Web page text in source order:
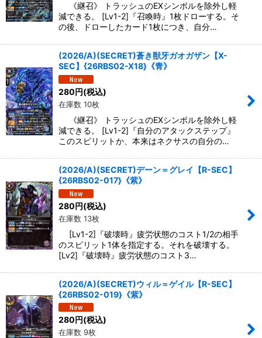
《継召》 トラッシュのEXシンボルを除外し軽
減できる。 [Lv1-2]『召喚時』1枚ドローする。そ
の後、ドローしたカード1枚につき、自分…
(2026/A)(SECRET)蒼き獣牙ガオガザン【X-
SEC】{26RBS02-X18}《青》
280円(税込)
在庫数 10枚
《継召》 トラッシュのEXシンボルを除外し軽
減できる。 [Lv1-2]『自分のアタックステップ』
このスピリットか、本来はネクサスの自分の…
(2026/A)(SECRET)デーン＝グレイ【R-SEC】
{26RBS02-017}《紫》
280円(税込)
在庫数 13枚
[Lv1-2]『破壊時』疲労状態のコスト1/2の相手
のスピリット1体を指定する。それを破壊する。
[Lv2]『破壊時』疲労状態のコスト3…
(2026/A)(SECRET)ウィル＝ゲイル【R-SEC】
{26RBS02-019}《紫》
280円(税込)
在庫数 9枚